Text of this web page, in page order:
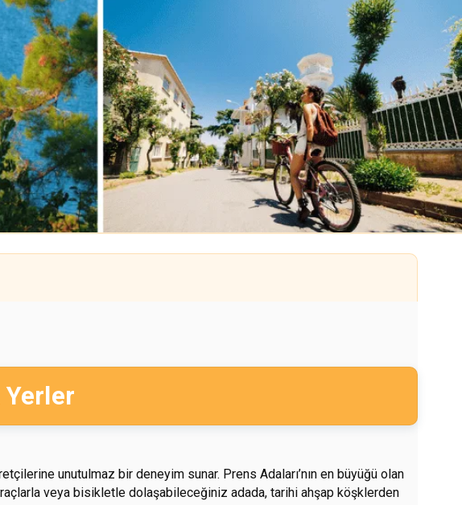
unutulmaz bir deneyim sunar. Prens Adaları’nın en büyüğü olan
veya bisikletle dolaşabileceğiniz adada, tarihi ahşap köşklerden